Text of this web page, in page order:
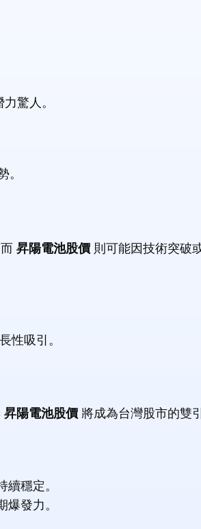
驚人。
昇陽電池股價則可能因技術突破
性吸引。
昇陽電池股價將成為台灣股市的雙引
穩定。
發力。